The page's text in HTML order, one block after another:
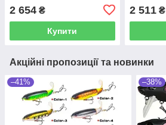
2 654 ₴
Купити
2 511₴
Акційні пропозиції та новинки
–41% –38%